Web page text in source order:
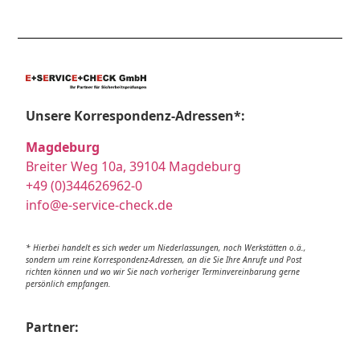
Unsere Korrespondenz-Adressen*:
Magdeburg
Breiter Weg 10a, 39104 Magdeburg
+49 (0)344626962-0
info@e-service-check.de
* Hierbei handelt es sich weder um Niederlassungen, noch Werkstätten o.ä.,
sondern um reine Korrespondenz-Adressen, an die Sie Ihre Anrufe und Post
richten können und wo wir Sie nach vorheriger Terminvereinbarung gerne
persönlich empfangen.
Partner: